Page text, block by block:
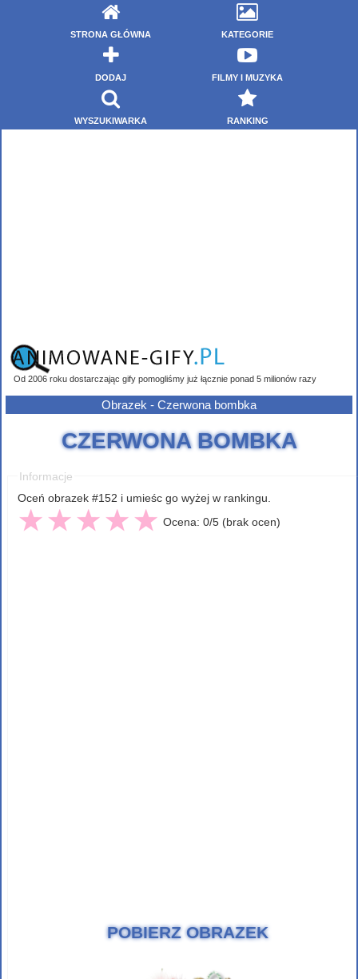
STRONA GŁÓWNA KATEGORIE
DODAJ FILMY I MUZYKA
WYSZUKIWARKA RANKING
Od 2006 roku dostarczając gify pomogliśmy już łącznie ponad 5 milionów razy
Obrazek - Czerwona bombka
CZERWONA BOMBKA
Informacje
Oceń obrazek #152 i umieśc go wyżej w rankingu.
Ocena: 0/5 (brak ocen)
POBIERZ OBRAZEK